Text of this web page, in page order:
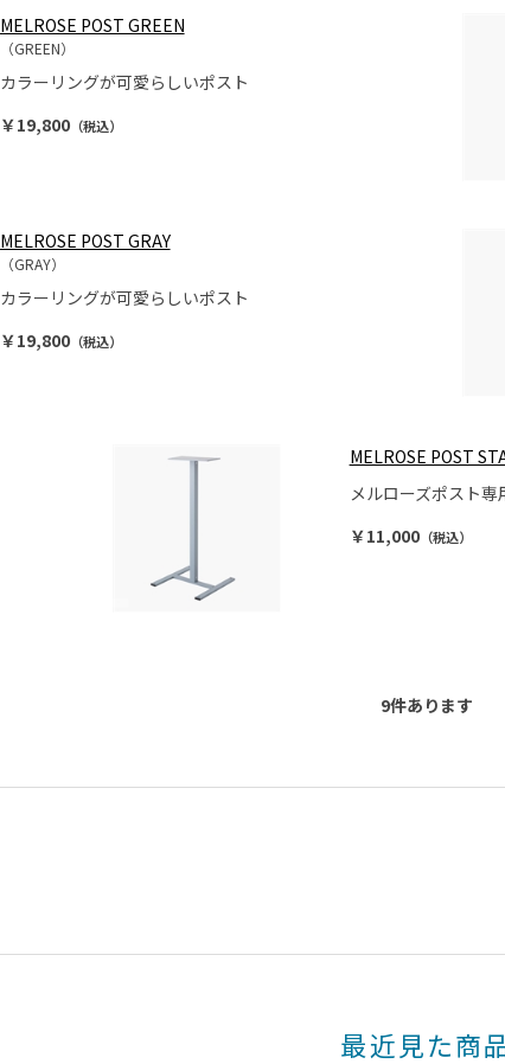
MELROSE POST GREEN
（GREEN）
カラーリングが可愛らしいポスト
￥19,800（税込）
MELROSE POST GRAY
（GRAY）
カラーリングが可愛らしいポスト
￥19,800（税込）
MELROSE POST
メルローズポスト専
￥11,000（税込）
9件あります
最近見た商